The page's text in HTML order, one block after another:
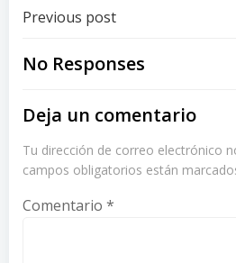
Post
navigation
Previous post
No Responses
Deja un comentario
Tu dirección de correo electrónico
campos obligatorios están
Comentario *